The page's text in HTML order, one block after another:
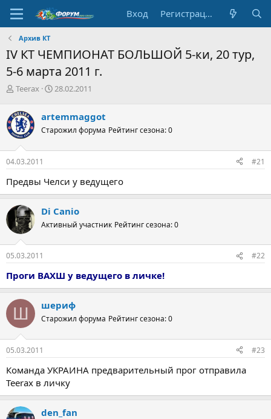
Вход Регистрация
Архив КТ
IV КТ ЧЕМПИОНАТ БОЛЬШОЙ 5-ки, 20 тур,
5-6 марта 2011 г.
А
т
о
р
т
е
м
Teerax
Д
а
н
ч
а
28.02.2011
artemmaggot
Старожил форума Рейтинг сезона: 0
04.03.2011 #21
Предвы Челси у ведущего
Di Canio
Активный участник Рейтинг сезона: 0
05.03.2011 #22
Проги ВАХШ у ведущего в личке!
Ш шериф
Старожил форума Рейтинг сезона: 0
05.03.2011 #23
Команда УКРАИНА предварительный прог отправила
Teerax в личку
den_fan